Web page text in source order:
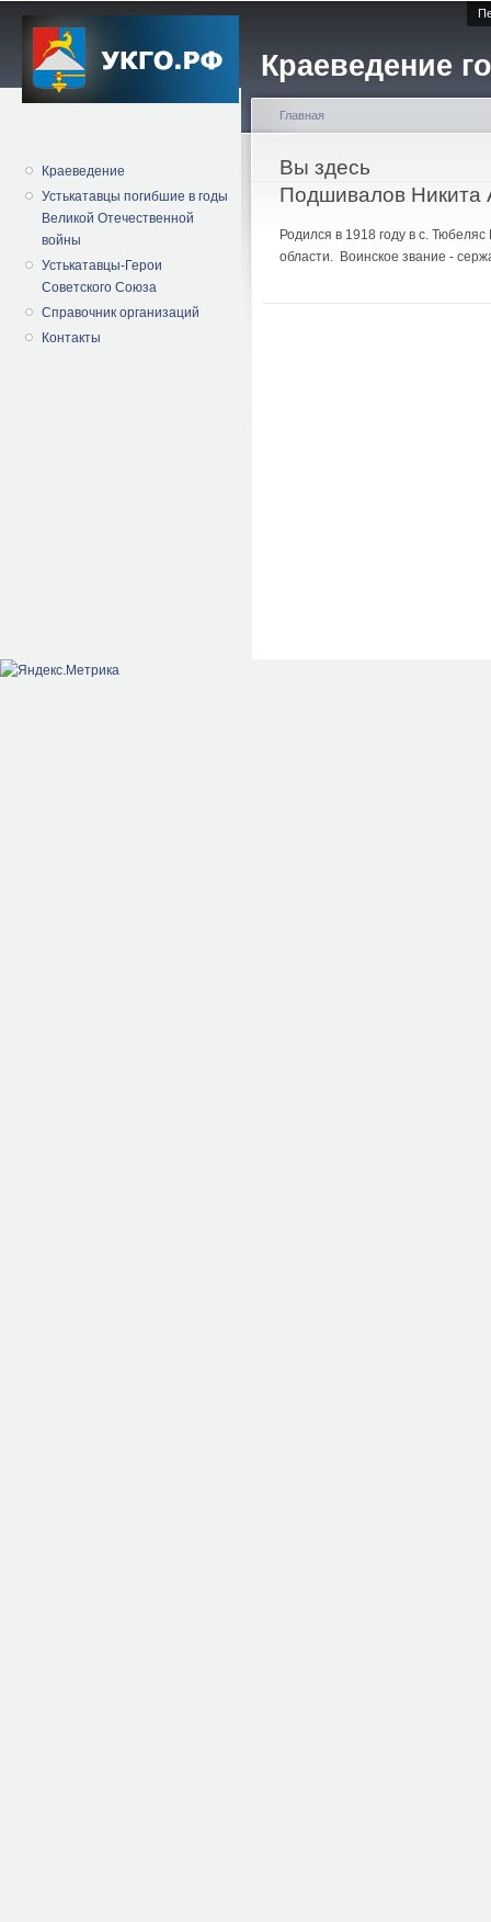
Краеведение
Краеведение
Устькатавцы погибшие в годы
Великой Отечественной
войны
Устькатавцы-Герои
Советского Союза
Справочник организаций
Контакты
Вы здесь
Главная
Подшивалов Никита
Родился в 1918 году в с.
области. Воинское звание -